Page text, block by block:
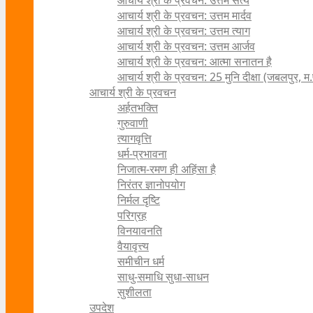
आचार्य श्री के प्रवचन: उत्तम मार्दव
आचार्य श्री के प्रवचन: उत्तम त्याग
आचार्य श्री के प्रवचन: उत्तम आर्जव
आचार्य श्री के प्रवचन: आत्मा सनातन है
आचार्य श्री के प्रवचन: 25 मुनि दीक्षा (जबलपुर,
आचार्य श्री के प्रवचन
अर्हतभक्ति
गुरुवाणी
त्यागवृत्ति
धर्म-प्रभावना
निजात्म-रमण ही अहिंसा है
निरंतर ज्ञानोपयोग
निर्मल दृष्टि
परिग्रह
विनयावनति
वैयावृत्त्य
समीचीन धर्म
साधु-समाधि सुधा-साधन
सुशीलता
उपदेश